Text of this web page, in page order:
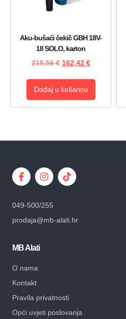
Aku-bušaći čekič GBH 18V-
18 SOLO, karton
216,56€ 162,42 €
Dodaj u košaricu
049-500/255
prodaja@mb-alati.hr
MB Alati
O nama
Kontakt
Pravila privatnosti
Opći uvjeti poslovanja